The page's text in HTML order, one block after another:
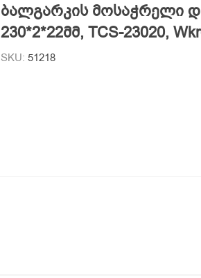
ბალგარკის მოსაჭრელი
230*2*22მმ, TCS-23020,
SKU: 51218